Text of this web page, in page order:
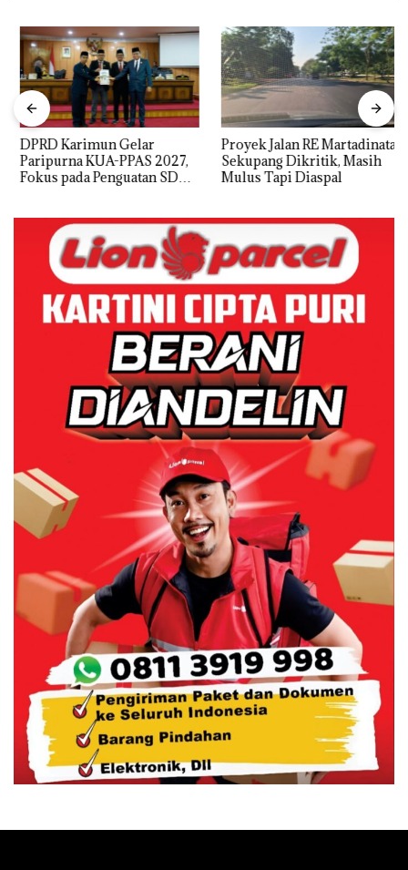
DPRD Karimun Gelar
Paripurna KUA-PPAS 2027,
Fokus pada Penguatan SDM,
Proyek Jalan RE Martadinata
Sekupang Dikritik, Masih
Mulus Tapi Diaspal